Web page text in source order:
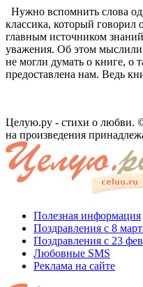
Нужно вспомнить слова
классика, который говорил
главным источником
уважения. Об этом
не могли думать о книге, о
предоставлена нам. Ведь
Целую.ру - стихи о любви.
на произведения
Полезная информация
Поздравления с 8
Поздравления с 23
Любовные SMS
Реклама на сайте